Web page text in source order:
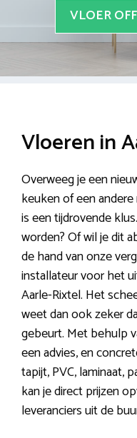
VLOER
Vloeren in
Overweeg je een
keuken of een
is een tijdrovende
worden? Of wil je dit
de hand van onze
installateur voor het
Aarle-Rixtel. Het
weet dan ook zeker
gebeurt. Met behulp
een advies, en
tapijt, PVC, laminaat,
kan je direct prijzen
leveranciers uit de